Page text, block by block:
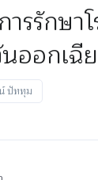
รักษา
ออกเฉี
ปัททุม